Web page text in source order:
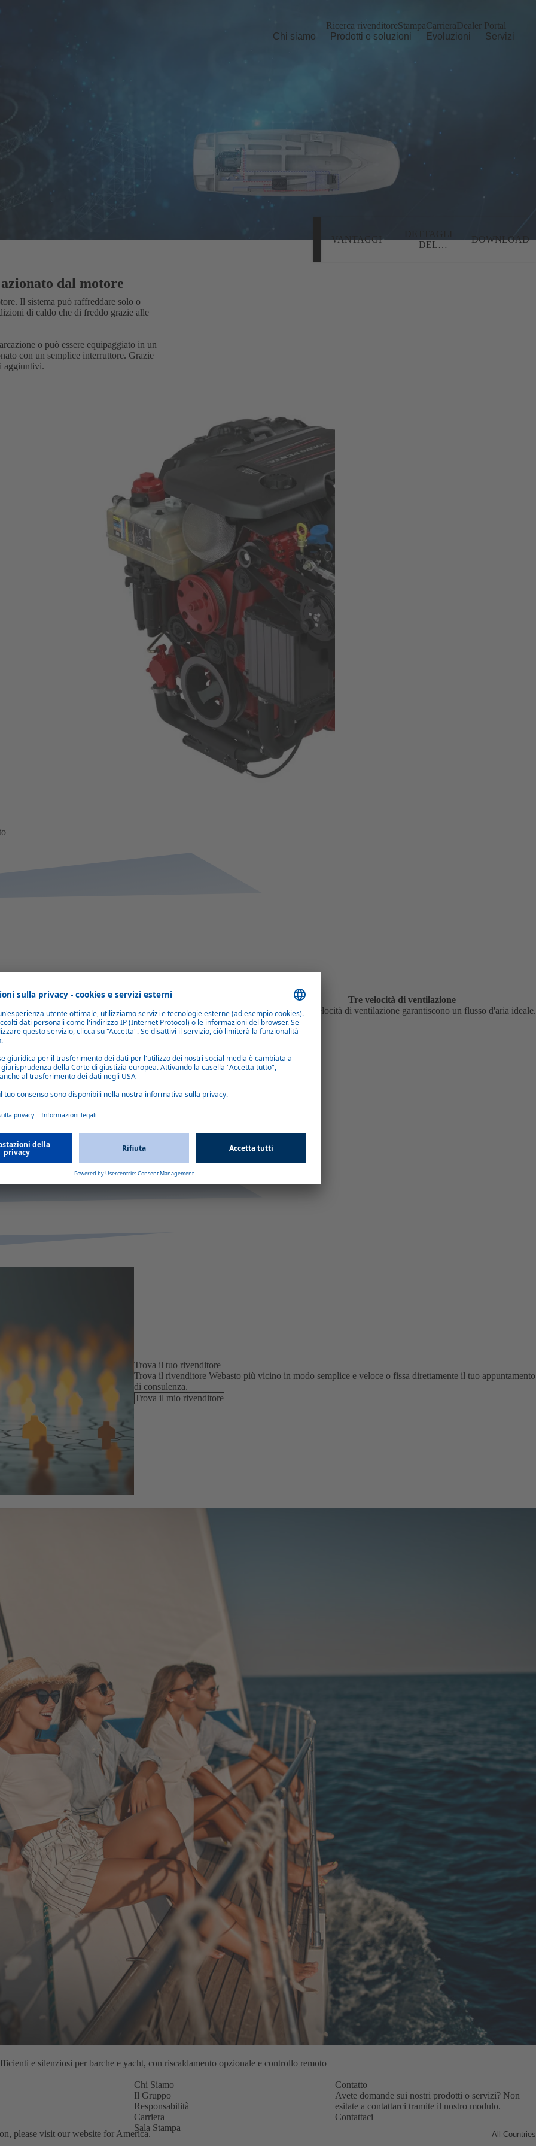
Chi siamo Prodotti e soluzioni Evoluzioni Servizi
Ricerca rivenditoreStampaCarrieraDealer Portal
VANTAGGI
DEL
DOWNLOAD
dal motore
Il sistema può raffreddare solo o
di caldo che di freddo grazie alle
o può essere equipaggiato in un
con un semplice interruttore. Grazie
aggiuntivi.
Facile accensione e spegnimento dell'interruttore
Un'interfaccia intuitiva con interruttore on/off consente un facile
controllo.
Tre velocità di ventilazione
Tre diverse velocità di ventilazione garantiscono un flusso d'aria ideale.
e riscaldamento.
Trova il tuo rivenditore
Trova il rivenditore Webasto più vicino in modo semplice e veloce o fissa direttamente il tuo appuntamento
di consulenza.
Trova il mio rivenditore
e silenziosi per barche e yacht, con riscaldamento opzionale e controllo remoto
Chi Siamo
Il Gruppo
Responsabilità
Carriera
Sala Stampa
Contatto
Avete domande sui nostri prodotti o servizi? Non
esitate a contattarci tramite il nostro modulo.
Contattaci
please visit our website for America. All Countries